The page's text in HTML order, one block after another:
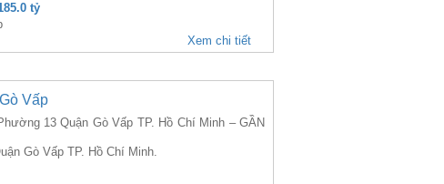
tỷ
Xem chi tiết
Vấp
13 Quận Gò Vấp TP. Hồ Chí Minh – GẦN
Gò Vấp TP. Hồ Chí Minh.